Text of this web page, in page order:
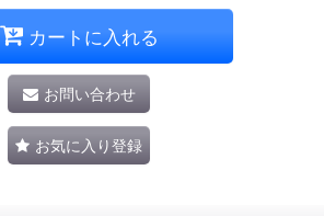
カートに入れる
お問い合わせ
お気に入り登録